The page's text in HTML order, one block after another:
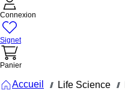
Connexion
Signet
Panier
Accueil /// Life Science ///